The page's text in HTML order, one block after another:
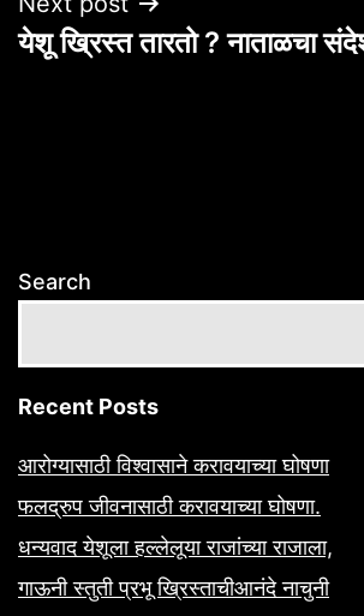
येशू ख्रिस्त तारतो ? नाताळचा
Search
Recent Posts
आरोग्यासाठी विश्वासाने करावयाच्या घोषणा
फलद्रुप जीवनासाठी करावयाच्या घोषणा.
धन्यवाद येशूला हल्लेलूया राजांच्या राजाला,
गाऊनी स्तुती प्रभू ख्रिस्ताचीआनंदे नाचुनी